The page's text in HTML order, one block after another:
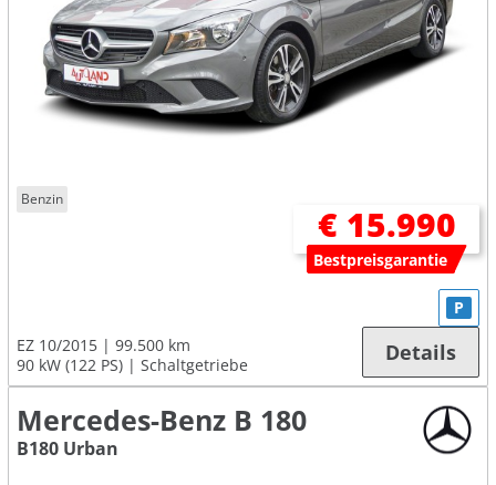
Benzin
€ 15.990
Bestpreisgarantie
EZ 10/2015
99.500 km
90 kW (122 PS)
Schaltgetriebe
P
Details
Mercedes-Benz B 180
B180 Urban